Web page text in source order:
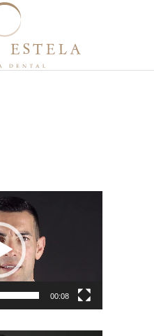
00:08